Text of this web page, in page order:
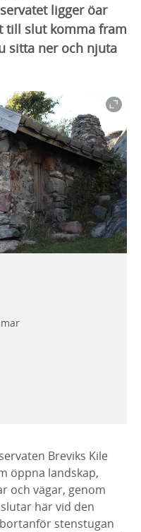
ligger öar
till slut komma fram
sitta ner och njuta
Breviks Kile
öppna landskap,
och vägar, genom
här vid den
stenstugan